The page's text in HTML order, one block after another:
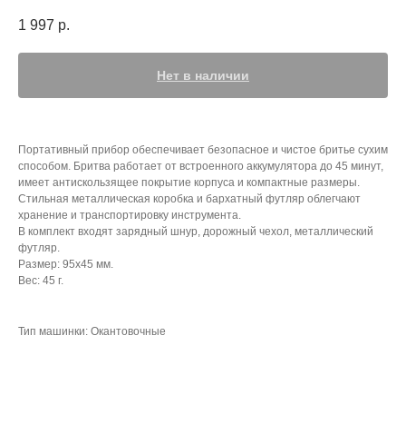
1 997 р.
Нет в наличии
Портативный прибор обеспечивает безопасное и чистое бритье сухим
способом. Бритва работает от встроенного аккумулятора до 45 минут,
имеет антискользящее покрытие корпуса и компактные размеры.
Стильная металлическая коробка и бархатный футляр облегчают
хранение и транспортировку инструмента.
В комплект входят зарядный шнур, дорожный чехол, металлический
футляр.
Размер: 95х45 мм.
Вес: 45 г.
Тип машинки: Окантовочные